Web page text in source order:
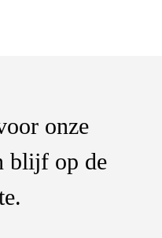
onze
blijf op de